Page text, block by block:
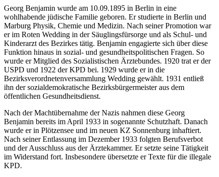
Georg Benjamin wurde am 10.09.1895 in Berlin in eine
wohlhabende jüdische Familie geboren. Er studierte in Berlin und
Marburg Physik, Chemie und Medizin. Nach seiner Promotion war
er im Roten Wedding in der Säuglingsfürsorge und als Schul- und
Kinderarzt des Bezirkes tätig. Benjamin engagierte sich über diese
Funktion hinaus in sozial- und gesundheitspolitischen Fragen. So
wurde er Mitglied des Sozialistischen Ärztebundes. 1920 trat er der
USPD und 1922 der KPD bei. 1929 wurde er in die
Bezirksverordnetenversammlung Wedding gewählt. 1931 entließ
ihn der sozialdemokratische Bezirksbürgermeister aus dem
öffentlichen Gesundheitsdienst.
Nach der Machtübernahme der Nazis nahmen diese Georg
Benjamin bereits im April 1933 in sogenannte Schutzhaft. Danach
wurde er in Plötzensee und im neuen KZ Sonnenburg inhaftiert.
Nach seiner Entlassung im Dezember 1933 folgten Berufsverbot
und der Ausschluss aus der Ärztekammer. Er setzte seine Tätigkeit
im Widerstand fort. Insbesondere übersetzte er Texte für die illegale
KPD.